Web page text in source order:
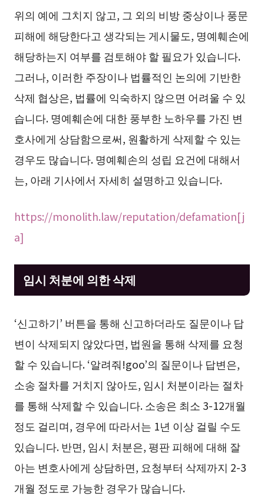
위의 예에 그치지 않고, 그 외의 비방 중상이나 풍문
피해에 해당한다고 생각되는 게시물도, 명예훼손에
해당하는지 여부를 검토해야 할 필요가 있습니다.
그러나, 이러한 주장이나 법률적인 논의에 기반한
삭제 협상은, 법률에 익숙하지 않으면 어려울 수 있
습니다. 명예훼손에 대한 풍부한 노하우를 가진 변
호사에게 상담함으로써, 원활하게 삭제할 수 있는
경우도 많습니다. 명예훼손의 성립 요건에 대해서
는, 아래 기사에서 자세히 설명하고 있습니다.
https://monolith.law/reputation/defamation[j
a]
임시 처분에 의한 삭제
‘신고하기’ 버튼을 통해 신고하더라도 질문이나 답
변이 삭제되지 않았다면, 법원을 통해 삭제를 요청
할 수 있습니다. ‘알려줘!goo’의 질문이나 답변은,
소송 절차를 거치지 않아도, 임시 처분이라는 절차
를 통해 삭제할 수 있습니다. 소송은 최소 3-12개월
정도 걸리며, 경우에 따라서는 1년 이상 걸릴 수도
있습니다. 반면, 임시 처분은, 평판 피해에 대해 잘
아는 변호사에게 상담하면, 요청부터 삭제까지 2-3
개월 정도로 가능한 경우가 많습니다.